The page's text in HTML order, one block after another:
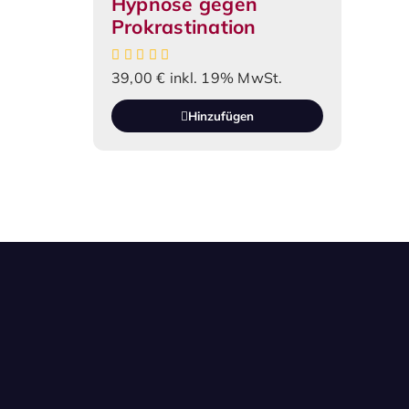
Prokrastination
39,00€ inkl. 19% MwSt.
Hinzufügen